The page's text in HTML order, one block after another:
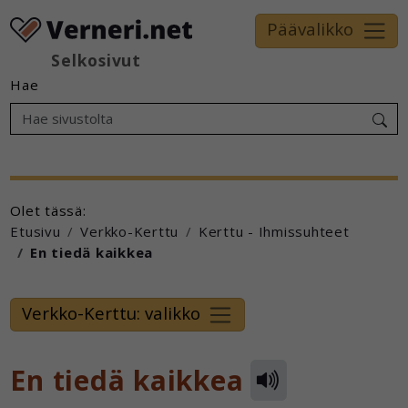
Selkosivut
Päävalikko
Hae
Olet tässä:
Etusivu
Verkko-Kerttu
Kerttu - Ihmissuhteet
En tiedä kaikkea
Verkko-Kerttu: valikko
En tiedä kaikkea